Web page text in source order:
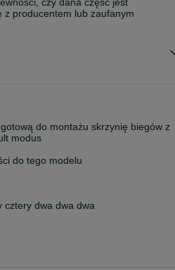
z producentem lub zaufanym
do montażu skrzynię biegów z
modus
do tego modelu
cztery dwa dwa dwa